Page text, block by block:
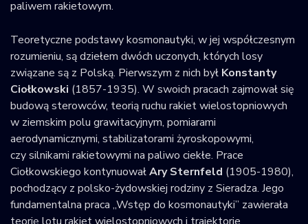
paliwem rakietowym.
Teoretyczne podstawy kosmonautyki, w jej współczesnym
rozumieniu, są dziełem dwóch uczonych, których losy
związane są z Polską. Pierwszym z nich był Konstanty
Ciołkowski (1857-1935). W swoich pracach zajmował się
budową sterowców, teorią ruchu rakiet wielostopniowych
w ziemskim polu grawitacyjnym, pomiarami
aerodynamicznymi, stabilizatorami żyroskopowymi,
czy silnikami rakietowymi na paliwo ciekłe. Prace
Ciołkowskiego kontynuowałAry Sternfeld (1905-1980),
pochodzący z polsko-żydowskiej rodziny z Sieradza. Jego
fundamentalna praca „Wstęp do kosmonautyki” zawierała